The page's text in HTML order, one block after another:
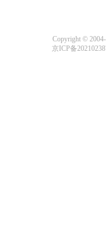
Copyright © 2004-
京ICP备